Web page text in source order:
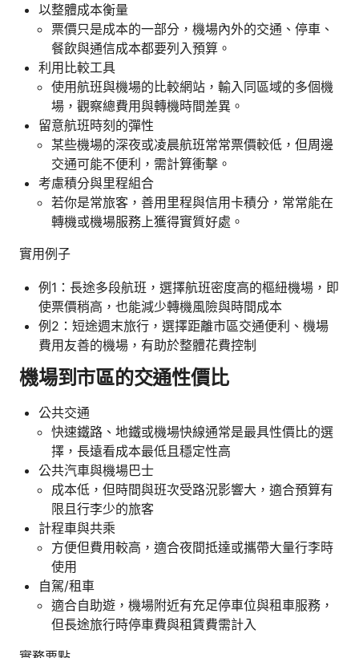
以整體成本衡量
票價只是成本的一部分，機場內外的交通、停車、
餐飲與通信成本都要列入預算。
利用比較工具
使用航班與機場的比較網站，輸入同區域的多個機
場，觀察總費用與轉機時間差異。
留意航班時刻的彈性
某些機場的深夜或凌晨航班常常票價較低，但周邊
交通可能不便利，需計算衝擊。
考慮積分與里程組合
若你是常旅客，善用里程與信用卡積分，常常能在
轉機或機場服務上獲得實質好處。
實用例子
例1：長途多段航班，選擇航班密度高的樞紐機場，即
使票價稍高，也能減少轉機風險與時間成本
例2：短途週末旅行，選擇距離市區交通便利、機場
費用友善的機場，有助於整體花費控制
機場到市區的交通性價比
公共交通
快速鐵路、地鐵或機場快線通常是最具性價比的選
擇，長遠看成本最低且穩定性高
公共汽車與機場巴士
成本低，但時間與班次受路況影響大，適合預算有
限且行李少的旅客
計程車與共乘
方便但費用較高，適合夜間抵達或攜帶大量行李時
使用
自駕/租車
適合自助遊，機場附近有充足停車位與租車服務，
但長途旅行時停車費與租賃費需計入